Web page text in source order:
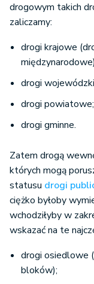
drogowym takich
zaliczamy:
drogi krajowe
drogi
drogi powiatowe;
drogi gminne.
Zatem drogą
których mogą
statusu drogi
ciężko byłoby
wchodziłyby w
wskazać na te
drogi osiedlowe
bloków);